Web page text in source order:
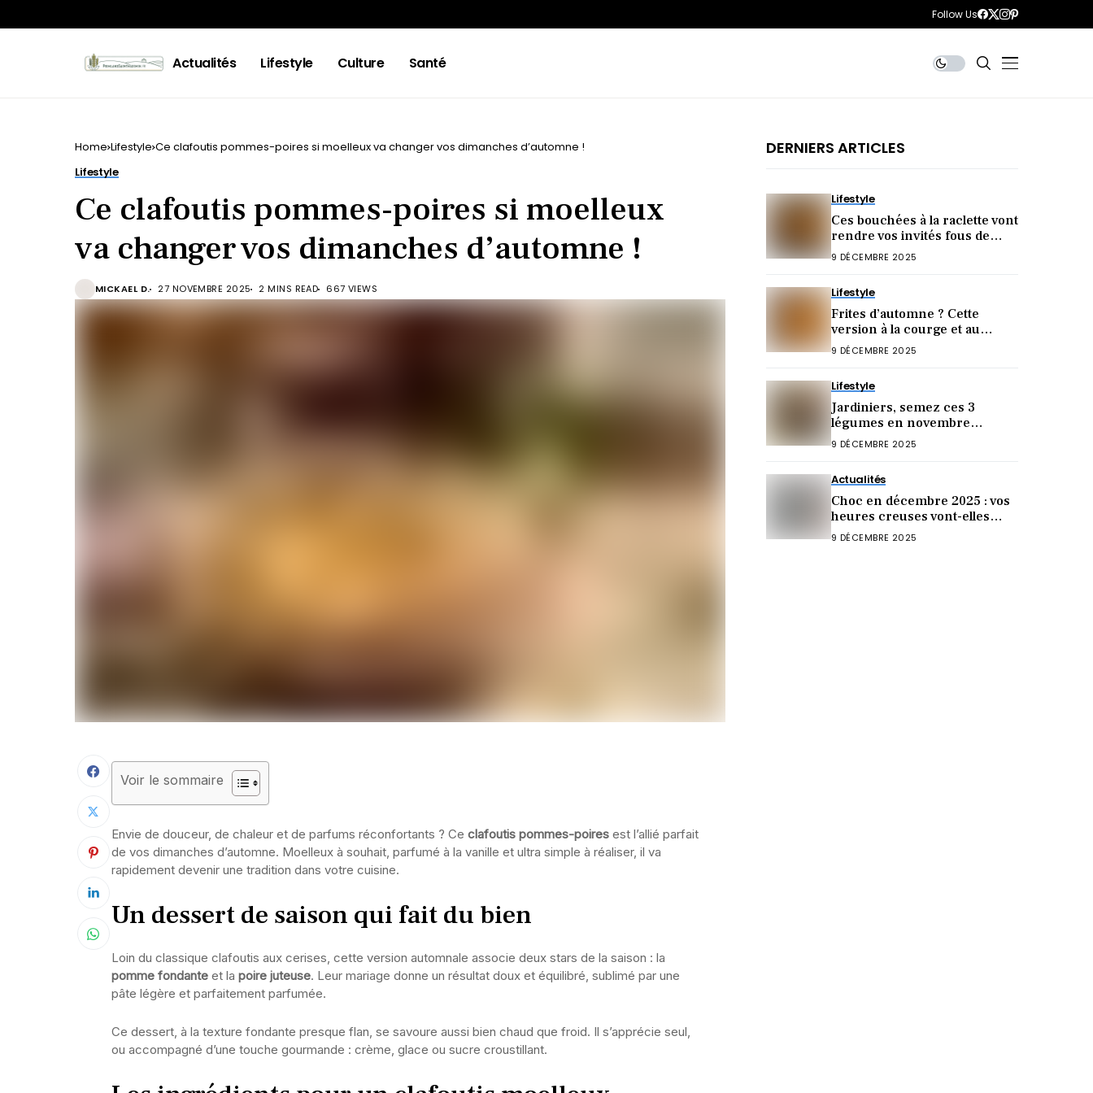
Follow Us
Actualités Lifestyle Culture Santé
Home Lifestyle Ce clafoutis pommes-poires si moelleux va changer vos dimanches d’automne !
Lifestyle
Ce clafoutis pommes-poires si moelleux
va changer vos dimanches d’automne !
MICKAEL D. 27 NOVEMBRE 2025 2 MINS READ 667 VIEWS
Voir le sommaire
Envie de douceur, de chaleur et de parfums réconfortants ? Ce clafoutis pommes-poires est l’allié parfait
de vos dimanches d’automne. Moelleux à souhait, parfumé à la vanille et ultra simple à réaliser, il va
rapidement devenir une tradition dans votre cuisine.
Un dessert de saison qui fait du bien
Loin du classique clafoutis aux cerises, cette version automnale associe deux stars de la saison : la
pomme fondante et la poire juteuse. Leur mariage donne un résultat doux et équilibré, sublimé par une
pâte légère et parfaitement parfumée.
Ce dessert, à la texture fondante presque flan, se savoure aussi bien chaud que froid. Il s’apprécie seul,
ou accompagné d’une touche gourmande : crème, glace ou sucre croustillant.
DERNIERS ARTICLES
Lifestyle
Ces bouchées à la raclette vont
rendre vos invités fous de
jalousie !
9 DÉCEMBRE 2025
Lifestyle
Frites d’automne ? Cette
version à la courge et au
parmesan va vous surprendre
9 DÉCEMBRE 2025
Lifestyle
Jardiniers, semez ces 3
légumes en novembre
(récolte folle garantie !)
9 DÉCEMBRE 2025
Actualités
Choc en décembre 2025 : vos
heures creuses vont-elles
vraiment changer ?
9 DÉCEMBRE 2025